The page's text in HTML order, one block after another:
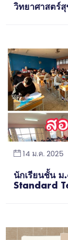
วิทยาศาสตร์
14 ม.ค. 2025
นักเรียนชั้น ม
Standard